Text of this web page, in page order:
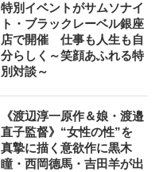
特別イベントがサムソナイ
ト・ブラックレーベル銀座
店で開催 仕事も人生も自
分らしく～笑顔あふれる特
別対談～
《渡辺淳一原作＆娘・渡邉
直子監督》“女性の性”を
真摯に描く意欲作に黒木
瞳・西岡德馬・吉田羊が出